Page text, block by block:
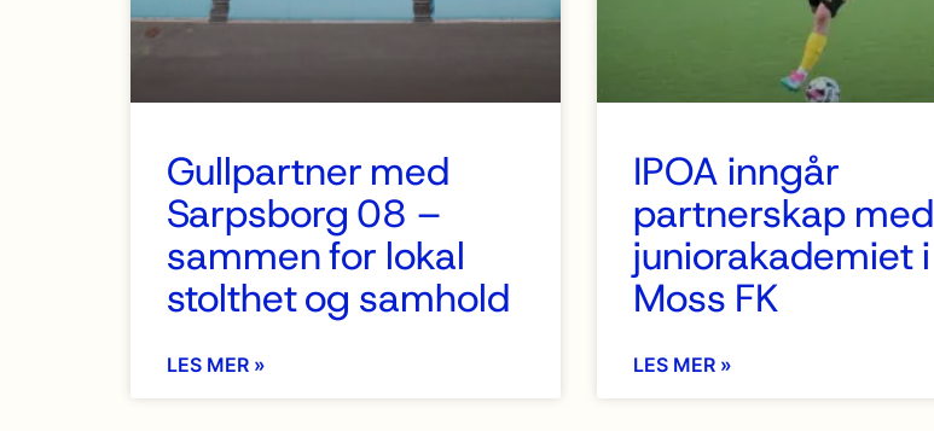
Gullpartner med
Sarpsborg 08 –
sammen for lokal
stolthet og samhold
LES MER »
IPOA inngår
partnerskap med
juniorakademiet i
Moss FK
LES MER »